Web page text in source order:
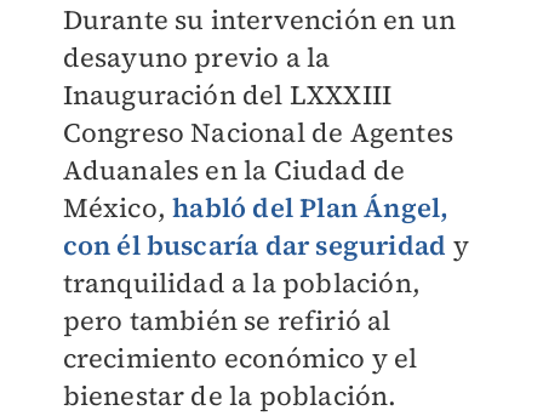
Durante su intervención en un
desayuno previo a la
Inauguración del LXXXIII
Congreso Nacional de Agentes
Aduanales en la Ciudad de
México,habló del Plan Ángel,
con él buscaría dar seguridad y
tranquilidad a la población,
pero también se refirió al
crecimiento económico y el
bienestar de la población.